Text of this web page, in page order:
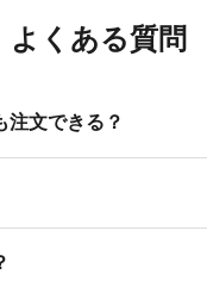
よくある質問
注文できる？